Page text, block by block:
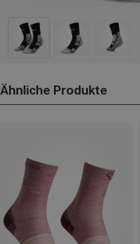
Ähnliche Produkte